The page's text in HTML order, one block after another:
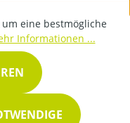
um eine bestmögliche
Informationen ...